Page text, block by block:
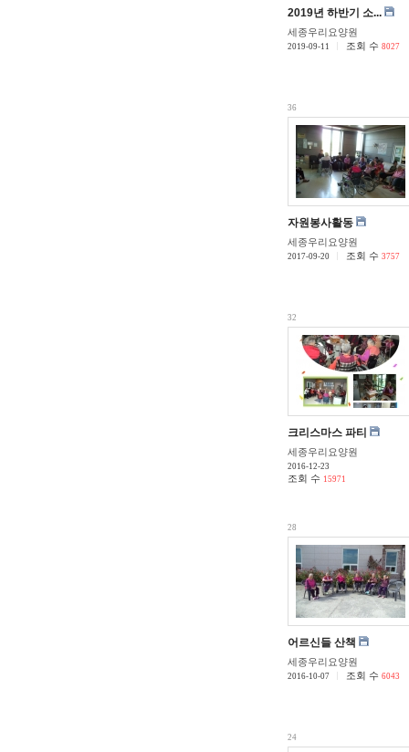
2019년 하반기 소...
세종우리요양원
2019-09-11 조회 수 8027
36
자원봉사활동
세종우리요양원
2017-09-20 조회 수 3757
32
크리스마스 파티
세종우리요양원
2016-12-23
조회 수 15971
28
어르신들 산책
세종우리요양원
2016-10-07 조회 수 6043
24